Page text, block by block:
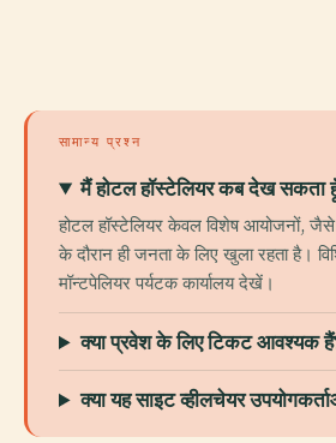
सामान्य प्रश्न
मैं होटल हॉस्टेलियर कब देख सकता
होटल हॉस्टेलियर केवल विशेष आयोजनों, जैसे
के दौरान ही जनता के लिए खुला रहता है।
मॉन्टपेलियर पर्यटक कार्यालय देखें।
क्या प्रवेश के लिए टिकट आवश्यक
क्या यह साइट व्हीलचेयर